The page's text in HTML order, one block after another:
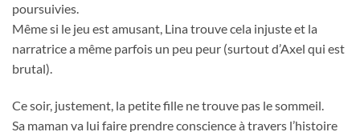
poursuivies.
Même si le jeu est amusant, Lina trouve cela injuste et la
narratrice a même parfois un peu peur (surtout d’Axel qui est
brutal).
Ce soir, justement, la petite fille ne trouve pas le sommeil.
Sa maman va lui faire prendre conscience à travers l’histoire